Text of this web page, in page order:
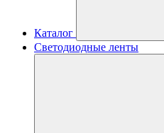
Каталог
Светодиодные ленты